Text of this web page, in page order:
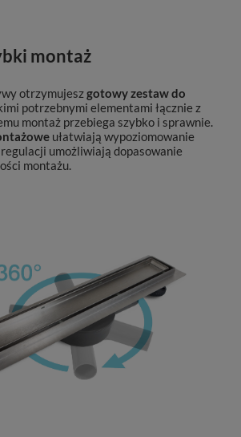
montaż
otrzymujeszgotowy zestaw do
potrzebnymi elementami łącznie z
montaż przebiega szybko i sprawnie.
ułatwiają wypoziomowanie
umożliwiają dopasowanie
montażu.